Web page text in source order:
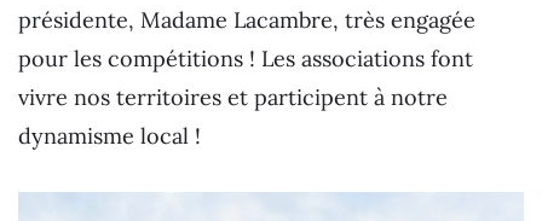
présidente, Madame Lacambre, très engagée
pour les compétitions ! Les associations font
vivre nos territoires et participent à notre
dynamisme local !